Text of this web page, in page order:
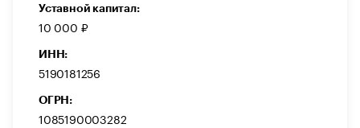
Уставной капитал:
10 000 ₽
ИНН:
5190181256
ОГРН:
1085190003282